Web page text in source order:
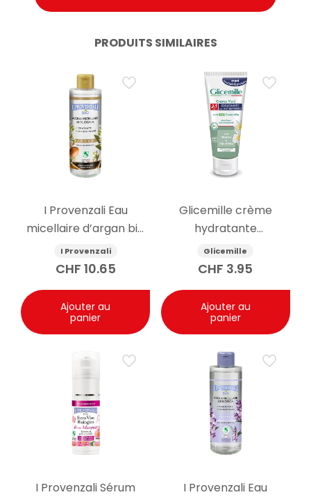
PRODUITS SIMILAIRES
I Provenzali Eau
micellaire d’argan bio
400ml
I Provenzali
CHF 10.65
Ajouter au
panier
Glicemille crème
hydratante
antibactérienne pour
les mains 100ml
Glicemille
CHF 3.95
Ajouter au
panier
I Provenzali Sérum
I Provenzali Eau